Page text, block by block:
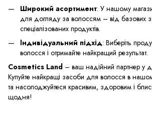
Широкий асортимент: У нашому
для догляду за волоссям – від базових
спеціалізованих продуктів.
Індивідуальний підхід: Виберіть
волосся і отримайте найкращий результат.
Cosmetics Land – ваш надійний партнер у
Купуйте найкращі засоби для волосся в
та насолоджуйтеся красивим, здоровим і
щодня!